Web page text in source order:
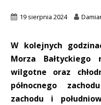
19 sierpnia 2024
W kolejnych
Morza Bałtyckiego
wilgotne oraz
północnego
zachodu i